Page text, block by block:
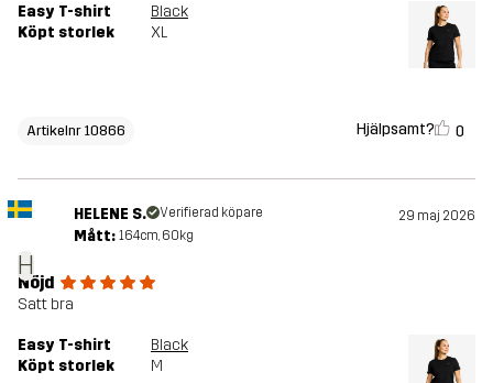
Easy T-shirt
Black
Köpt storlek
XL
Artikelnr 10866 Hjälpsamt? 0
H
HELENE S. Verifierad köpare 29 maj 2026
Mått: 164cm, 60kg
Nöjd
Satt bra
Easy T-shirt
Black
Köpt storlek
M